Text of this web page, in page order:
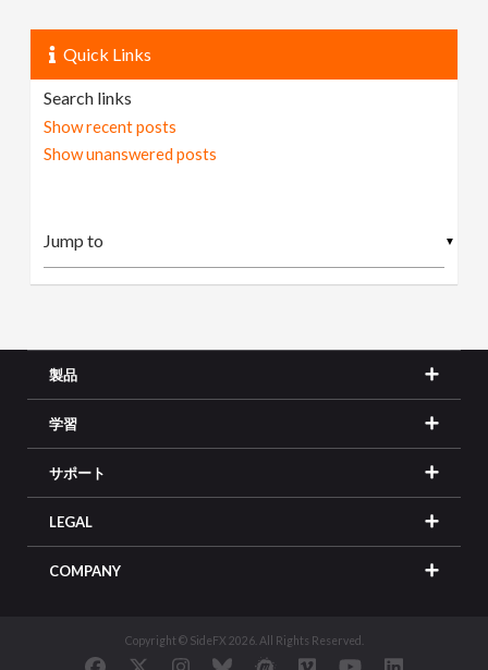
Quick Links
Search links
Show recent posts
Show unanswered posts
▼
製品
学習
サポート
LEGAL
COMPANY
Copyright © SideFX 2026. All Rights Reserved.